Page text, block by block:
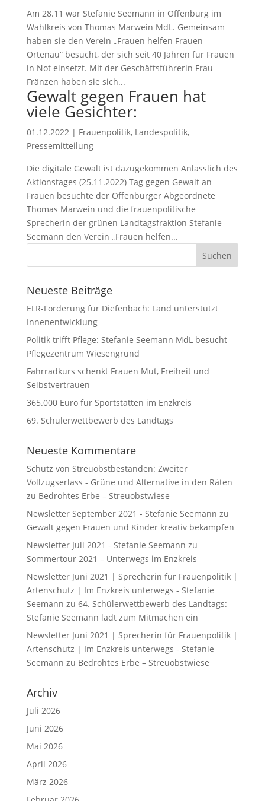
Am 28.11 war Stefanie Seemann in Offenburg im
Wahlkreis von Thomas Marwein MdL. Gemeinsam
haben sie den Verein „Frauen helfen Frauen
Ortenau“ besucht, der sich seit 40 Jahren für Frauen
in Not einsetzt. Mit der Geschäftsführerin Frau
Fränzen haben sie sich...
Gewalt gegen Frauen hat
viele Gesichter:
01.12.2022| Frauenpolitik, Landespolitik,
Pressemitteilung
Die digitale Gewalt ist dazugekommen Anlässlich des
Aktionstages (25.11.2022) Tag gegen Gewalt an
Frauen besuchte der Offenburger Abgeordnete
Thomas Marwein und die frauenpolitische
Sprecherin der grünen Landtagsfraktion Stefanie
Seemann den Verein „Frauen helfen...
Neueste Beiträge
ELR-Förderung für Diefenbach: Land unterstützt
Innenentwicklung
Politik trifft Pflege: Stefanie Seemann MdL besucht
Pflegezentrum Wiesengrund
Fahrradkurs schenkt Frauen Mut, Freiheit und
Selbstvertrauen
365.000 Euro für Sportstätten im Enzkreis
69. Schülerwettbewerb des Landtags
Neueste Kommentare
Schutz von Streuobstbeständen: Zweiter
Vollzugserlass - Grüne und Alternative in den Räten
zu Bedrohtes Erbe – Streuobstwiese
Newsletter September 2021 - Stefanie Seemann zu
Gewalt gegen Frauen und Kinder kreativ bekämpfen
Newsletter Juli 2021 - Stefanie Seemann zu
Sommertour 2021 – Unterwegs im Enzkreis
Newsletter Juni 2021 | Sprecherin für Frauenpolitik |
Artenschutz | Im Enzkreis unterwegs - Stefanie
Seemann zu 64. Schülerwettbewerb des Landtags:
Stefanie Seemann lädt zum Mitmachen ein
Newsletter Juni 2021 | Sprecherin für Frauenpolitik |
Artenschutz | Im Enzkreis unterwegs - Stefanie
Seemann zu Bedrohtes Erbe – Streuobstwiese
Archiv
Juli 2026
Juni 2026
Mai 2026
April 2026
März 2026